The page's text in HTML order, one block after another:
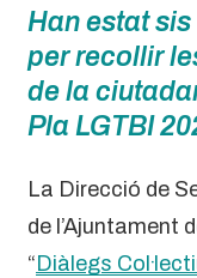
Han estat
per recollir
de la
Pla LGTBI
La Direcció de
de l’Ajuntament
“ Diàlegs